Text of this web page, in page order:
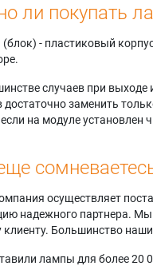
ли покупать
- пластиковый
случаев при выходе
достаточно заменить
если на модуле
осуществляет
надежного партнера. Мы
клиенту. Большинство
лампы для более 20